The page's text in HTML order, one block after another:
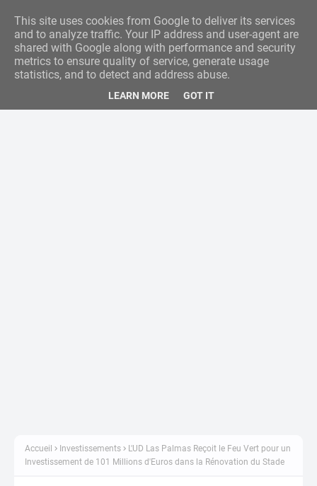
Accueil Investissements
L'UD Las Palmas Reçoit le Feu Vert pour un
Investissement de 101 Millions d'Euros dans la Rénovation du Stade
This site uses cookies from Google to deliver its services
and to analyze traffic. Your IP address and user-agent are
shared with Google along with performance and security
metrics to ensure quality of service, generate usage
statistics, and to detect and address abuse.
LEARN MORE GOT IT